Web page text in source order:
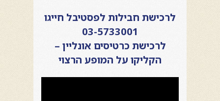
לרכישת חבילות לפסטיבל חייגו
03-5733001
לרכישת כרטיסים אונליין –
הקליקו על המופע הרצוי